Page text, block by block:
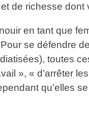
de richesse
en tant que
se défendre
toutes
», « d’arrêter
qu’elles